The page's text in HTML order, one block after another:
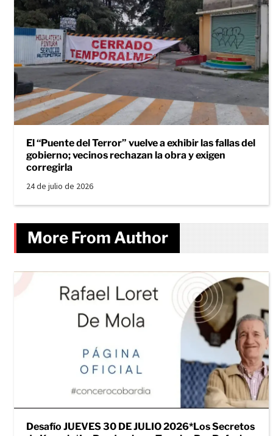
El “Puente del Terror” vuelve a exhibir las fallas del
gobierno; vecinos rechazan la obra y exigen
corregirla
24 de julio de 2026
More From Author
Desafío JUEVES 30 DE JULIO 2026*Los Secretos